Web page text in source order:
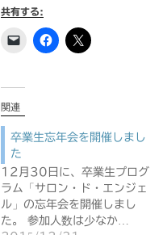
共有する:
関連
卒業生忘年会を開催しまし
た
12月30日に、卒業生プログ
ラム「サロン・ド・エンジェ
ル」の忘年会を開催しまし
た。 参加人数は少なか…